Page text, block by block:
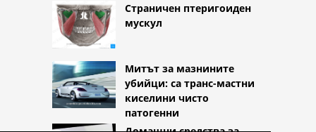
Страничен птеригоиден
мускул
Митът за мазнините
убийци: са транс-мастни
киселини чисто
патогенни